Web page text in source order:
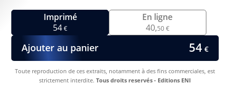
Imprimé
54€
En ligne
40,50 €
Ajouter au panier 54€
Toute reproduction de ces extraits, notamment à des fins commerciales, est
strictement interdite. Tous droits reservés - Editions ENI